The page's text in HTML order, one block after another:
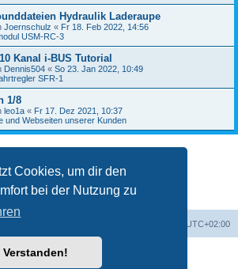
Cookies, um dir den
bei der Nutzung zu
Verstanden!
Hydraulik Laderaupe
Joernschulz « Fr 18. Feb 2022, 14:56
USM-RC-3
Kanal i-BUS Tutorial
Dennis504 « So 23. Jan 2022, 10:49
SFR-1
1/8
leo1a « Fr 17. Dez 2021, 10:37
und Webseiten unserer Kunden
122 Treffer 1 2 3 4
UTC+02:00
phpBB® Forum Software © phpBB Limited
phpBB.de